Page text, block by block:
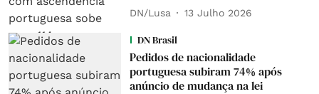
DN/Lusa 13 Julho 2026
DN Brasil
Pedidos de nacionalidade
portuguesa subiram 74% após
anúncio de mudança na lei